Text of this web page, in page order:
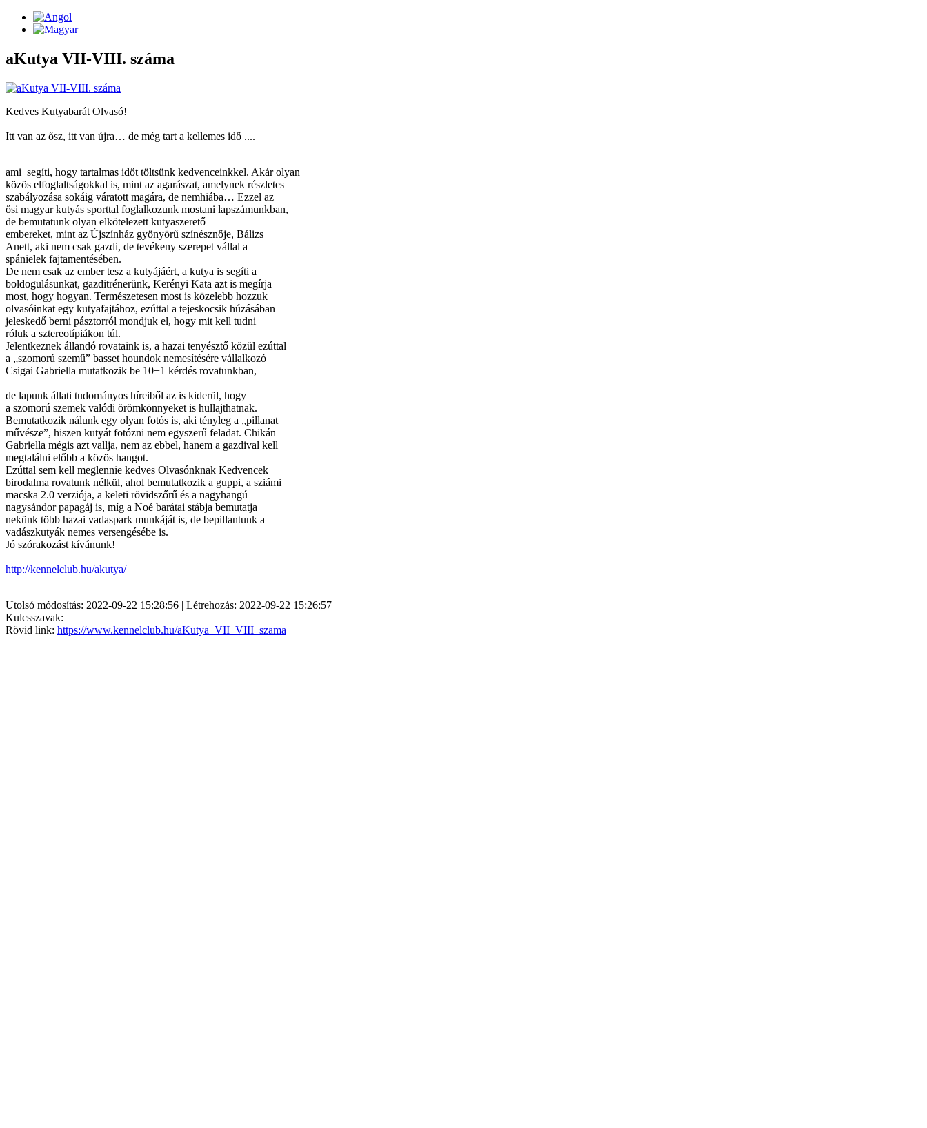
aKutya VII-VIII. száma
Kedves Kutyabarát Olvasó!
Itt van az ősz, itt van újra… de még tart a kellemes idő ....
ami segíti, hogy tartalmas időt töltsünk kedvenceinkkel. Akár olyan
közös elfoglaltságokkal is, mint az agarászat, amelynek részletes
szabályozása sokáig váratott magára, de nemhiába… Ezzel az
ősi magyar kutyás sporttal foglalkozunk mostani lapszámunkban,
de bemutatunk olyan elkötelezett kutyaszerető
embereket, mint az Újszínház gyönyörű színésznője, Bálizs
Anett, aki nem csak gazdi, de tevékeny szerepet vállal a
spánielek fajtamentésében.
De nem csak az ember tesz a kutyájáért, a kutya is segíti a
boldogulásunkat, gazditrénerünk, Kerényi Kata azt is megírja
most, hogy hogyan. Természetesen most is közelebb hozzuk
olvasóinkat egy kutyafajtához, ezúttal a tejeskocsik húzásában
jeleskedő berni pásztorról mondjuk el, hogy mit kell tudni
róluk a sztereotípiákon túl.
Jelentkeznek állandó rovataink is, a hazai tenyésztő közül ezúttal
a „szomorú szemű” basset houndok nemesítésére vállalkozó
Csigai Gabriella mutatkozik be 10+1 kérdés rovatunkban,
de lapunk állati tudományos híreiből az is kiderül, hogy
a szomorú szemek valódi örömkönnyeket is hullajthatnak.
Bemutatkozik nálunk egy olyan fotós is, aki tényleg a „pillanat
művésze”, hiszen kutyát fotózni nem egyszerű feladat. Chikán
Gabriella mégis azt vallja, nem az ebbel, hanem a gazdival kell
megtalálni előbb a közös hangot.
Ezúttal sem kell meglennie kedves Olvasónknak Kedvencek
birodalma rovatunk nélkül, ahol bemutatkozik a guppi, a sziámi
macska 2.0 verziója, a keleti rövidszőrű és a nagyhangú
nagysándor papagáj is, míg a Noé barátai stábja bemutatja
nekünk több hazai vadaspark munkáját is, de bepillantunk a
vadászkutyák nemes versengésébe is.
Jó szórakozást kívánunk!
http://kennelclub.hu/akutya/
Utolsó módosítás: 2022-09-22 15:28:56 | Létrehozás: 2022-09-22 15:26:57
Kulcsszavak:
Rövid link: https://www.kennelclub.hu/aKutya_VII_VIII_szama